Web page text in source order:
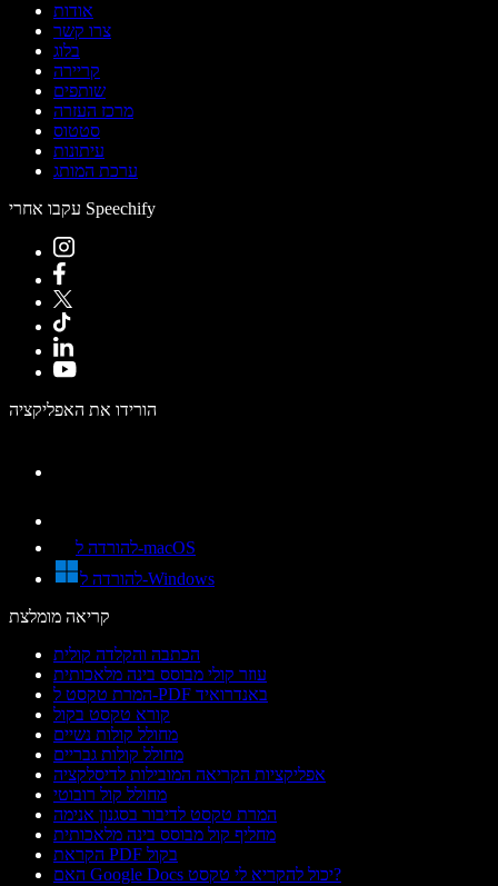
אודות
צרו קשר
בלוג
קריירה
שותפים
מרכז העזרה
סטטוס
עיתונות
ערכת המותג
עקבו אחרי Speechify
הורידו את האפליקציה
להורדה ל-macOS
להורדה ל-Windows
קריאה מומלצת
הכתבה והקלדה קולית
עוזר קולי מבוסס בינה מלאכותית
המרת טקסט ל-PDF באנדרואיד
קורא טקסט בקול
מחולל קולות נשיים
מחולל קולות גבריים
אפליקציות הקריאה המובילות לדיסלקציה
מחולל קול רובוטי
המרת טקסט לדיבור בסגנון אנימה
מחליף קול מבוסס בינה מלאכותית
הקראת PDF בקול
האם Google Docs יכול להקריא לי טקסט?